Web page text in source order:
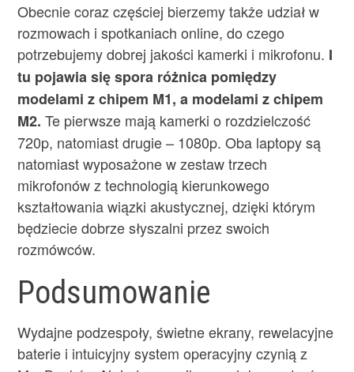
Obecnie coraz częściej bierzemy także udział w
rozmowach i spotkaniach online, do czego
potrzebujemy dobrej jakości kamerki i mikrofonu. I
tu pojawia się spora różnica pomiędzy
modelami z chipem M1, a modelami z chipem
M2. Te pierwsze mają kamerki o rozdzielczość
720p, natomiast drugie – 1080p. Oba laptopy są
natomiast wyposażone w zestaw trzech
mikrofonów z technologią kierunkowego
kształtowania wiązki akustycznej, dzięki którym
będziecie dobrze słyszalni przez swoich
rozmówców.
Podsumowanie
Wydajne podzespoły, świetne ekrany, rewelacyjne
baterie i intuicyjny system operacyjny czynią z